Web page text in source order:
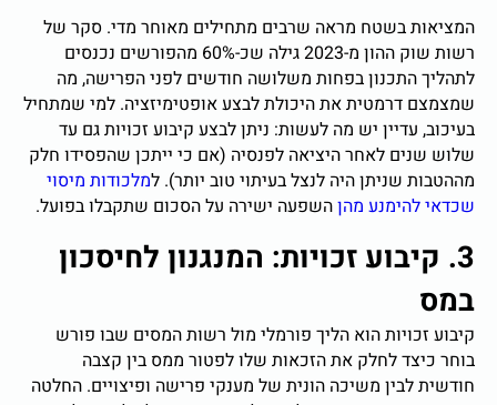
המציאות בשטח מראה שרבים מתחילים מאוחר מדי. סקר של
רשות שוק ההון מ-2023 גילה שכ-60% מהפורשים נכנסים
לתהליך התכנון בפחות משלושה חודשים לפני הפרישה, מה
שמצמצם דרמטית את היכולת לבצע אופטימיזציה. למי שמתחיל
בעיכוב, עדיין יש מה לעשות: ניתן לבצע קיבוע זכויות גם עד
שלוש שנים לאחר היציאה לפנסיה (אם כי ייתכן שהפסידו חלק
מההטבות שניתן היה לנצל בעיתוי טוב יותר). למלכודות מיסוי
שכדאי להימנע מהןהשפעה ישירה על הסכום שתקבלו בפועל.
3. קיבוע זכויות: המנגנון לחיסכון
במס
קיבוע זכויות הוא הליך פורמלי מול רשות המסים שבו פורש
בוחר כיצד לחלק את הזכאות שלו לפטור ממס בין קצבה
חודשית לבין משיכה הונית של מענקי פרישה ופיצויים. החלטה